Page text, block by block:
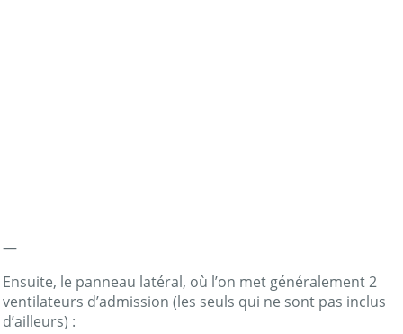
—
Ensuite, le panneau latéral, où l’on met généralement 2
ventilateurs d’admission (les seuls qui ne sont pas inclus
d’ailleurs) :